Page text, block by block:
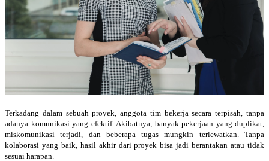
Terkadang dalam sebuah proyek, anggota tim bekerja secara terpisah, tanpa
adanya komunikasi yang efektif. Akibatnya, banyak pekerjaan yang duplikat,
miskomunikasi terjadi, dan beberapa tugas mungkin terlewatkan. Tanpa
kolaborasi yang baik, hasil akhir dari proyek bisa jadi berantakan atau tidak
sesuai harapan.